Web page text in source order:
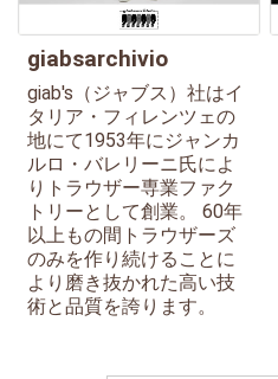
giabsarchivio
giab's（ジャブス）社はイ
タリア・フィレンツェの
地にて1953年にジャンカ
ルロ・バレリーニ氏によ
りトラウザー専業ファク
トリーとして創業。 60年
以上もの間トラウザーズ
のみを作り続けることに
より磨き抜かれた高い技
術と品質を誇ります。